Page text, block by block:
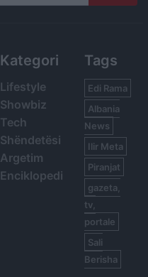
Kategori
Lifestyle
Showbiz
Tech
Shëndetësi
Argetim
Enciklopedi
Tags
Edi Rama
Albania
News
Ilir Meta
Piranjat
gazeta,
tv,
portale
Sali
Berisha